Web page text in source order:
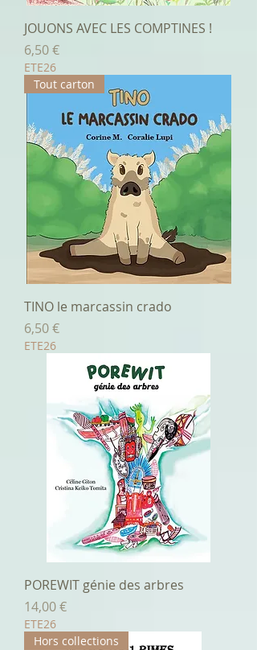
JOUONS AVEC LES COMPTINES !
Prix
6,50 €
ETE26
Tout carton
TINO le marcassin crado
Prix
6,50 €
ETE26
POREWIT génie des arbres
Prix
14,00 €
ETE26
Hors collections